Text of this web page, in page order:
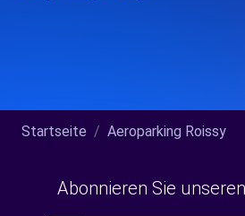
Startseite Aeroparking Roissy
Abonnieren Sie